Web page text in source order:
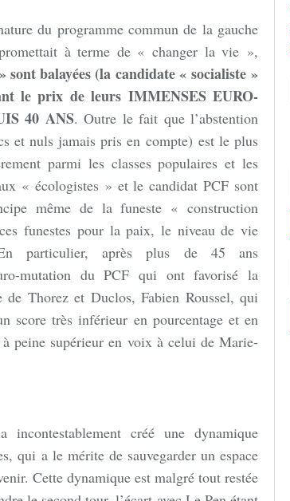
du programme commun de la gauche
à terme de « changer la vie »,
sont balayées (la candidate « socialiste »
le prix de leurs IMMENSES EURO-
40 ANS. Outre le fait que l’abstention
et nuls jamais pris en compte) est le plus
parmi les classes populaires et les
« écologistes » et le candidat PCF sont
même de la funeste « construction
funestes pour la paix, le niveau de vie
particulier, après plus de 45 ans
mutation du PCF qui ont favorisé la
Thorez et Duclos, Fabien Roussel, qui
score très inférieur en pourcentage et en
peine supérieur en voix à celui de Marie-
créé une dynamique
qui a le mérite de sauvegarder un espace
Cette dynamique est malgré tout restée